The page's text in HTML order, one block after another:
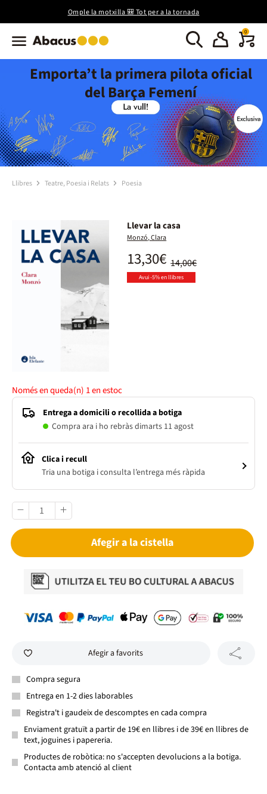
Omple la motxilla 🎒 Tot per a la tornada
0
Emporta’t la primera pilota oficial
del Barça Femení
Llibres Teatre, Poesia i Relats Poesia
Llevar la casa
Monzó, Clara
14,00€
13,30€
Avui -5% en llibres
Només en queda(n) 1en estoc
Entrega a domicili o recollida a botiga
Compra ara i ho rebràs dimarts 11 agost
Clica i recull
Tria una botiga i consulta l’entrega més ràpida
Afegir a la cistella
Afegir a favorits
Compra segura
Entrega en 1-2 dies laborables
Registra't i gaudeix de descomptes en cada compra
Enviament gratuït a partir de 19€ en llibres i de 39€ en llibres de
text, joguines i papereria.
Productes de robòtica: no s'accepten devolucions a la botiga.
Contacta amb atenció al client